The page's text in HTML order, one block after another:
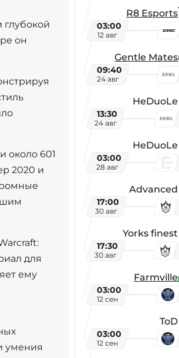
глубокой
он
около 601
2020 и
для
ему
умения
R8 Esports
03:00
12 авг
Gentle Mates
09:40
24 авг
HeDuoLe
13:30
24 авг
HeDuoLe
03:00
28 авг
Advanced
17:00
30 авг
Yorks finest
17:30
30 авг
Farmville
03:00
12 сен
ToD
03:00
12 сен